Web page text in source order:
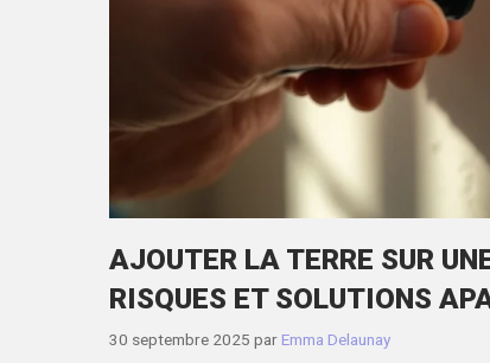
AJOUTER LA TERRE SUR
RISQUES ET SOLUTIONS
30 septembre 2025 par Emma Delaunay